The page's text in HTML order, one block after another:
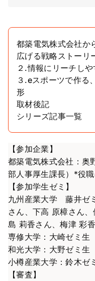
都築電気株式会社か
広げる戦略ストーリ
２.情報にリーチし
３.eスポーツで作る
形
取材後記
シリーズ記事一覧
【参加企業】
都築電気株式会社：奥
部人事厚生課長）*役
【参加学生ゼミ】
九州産業大学 藤井ゼ
さん、下高 原樟さん
島 莉香さん、梅津 彩
専修大学：大崎ゼミ生
和光大学：大野ゼミ生
小樽産業大学：鈴木ゼ
【審査】